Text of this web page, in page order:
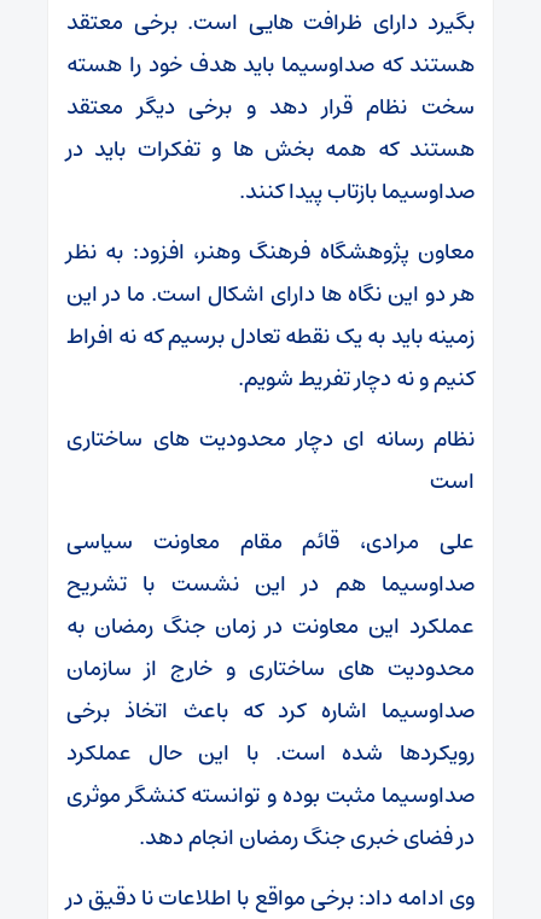
بگیرد دارای ظرافت هایی است. برخی معتقد
هستند که صداوسیما باید هدف خود را هسته
سخت نظام قرار دهد و برخی دیگر معتقد
هستند که همه بخش ها و تفکرات باید در
صداوسیما بازتاب پیدا کنند.
معاون پژوهشگاه فرهنگ وهنر، افزود: به نظر
هر دو این نگاه ها دارای اشکال است. ما در این
زمینه باید به یک نقطه تعادل برسیم که نه افراط
کنیم و نه دچار تفریط شویم.
نظام رسانه ای دچار محدودیت های ساختاری
است
علی مرادی، قائم مقام معاونت سیاسی
صداوسیما هم در این نشست با تشریح
عملکرد این معاونت در زمان جنگ رمضان به
محدودیت های ساختاری و خارج از سازمان
صداوسیما اشاره کرد که باعث اتخاذ برخی
رویکردها شده است. با این حال عملکرد
صداوسیما مثبت بوده و توانسته کنشگر موثری
در فضای خبری جنگ رمضان انجام دهد.
وی ادامه داد: برخی مواقع با اطلاعات نا دقیق در